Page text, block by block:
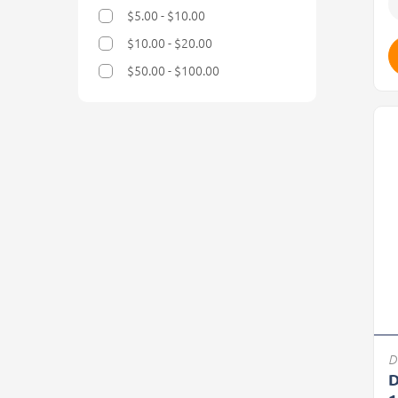
$5.00 - $10.00
Refine by Precio: $5.00 - $10.00
$10.00 - $20.00
Refine by Precio: $10.00 - $20.00
$50.00 - $100.00
Refine by Precio: $50.00 - $100.00